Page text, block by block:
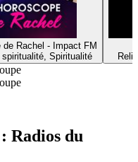
de Rachel - Impact FM
spiritualité, Spiritualité
Radios du